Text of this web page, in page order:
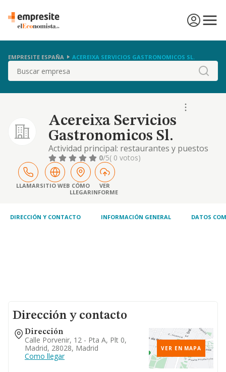
EMPRESITE ESPAÑA ACEREIXA SERVICIOS GASTRONOMICOS SL.
Buscar
Acereixa Servicios
Gastronomicos Sl.
Actividad principal: restaurantes y puestos
de comidas. otras actividades: otras
actividades recreativas y de entretenimiento
/ provisión de comidas preparadas para
eventos / comercio al por menor por
correspondencia o internet / otras
empresarial..
0/5( 0 votos)
LLAMARSITIO WEB CÓMO
LLEGAR
VER
INFORME
DIRECCIÓN Y CONTACTO INFORMACIÓN GENERAL DATOS
Dirección y contacto
Dirección
Calle Porvenir, 12 - Pta A, Plt 0,
Madrid, 28028, Madrid
Como llegar
VER EN MAPA